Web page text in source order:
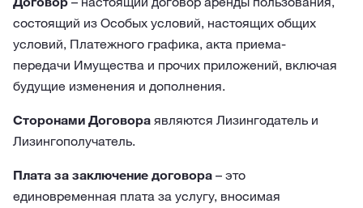
состоящий из Особых условий, настоящих общих
условий, Платежного графика, акта приема-
передачи Имущества и прочих приложений, включая
будущие изменения и дополнения.
Сторонами Договора являются Лизингодатель и
Лизингополучатель.
Плата за заключение договора – это
единовременная плата за услугу, вносимая